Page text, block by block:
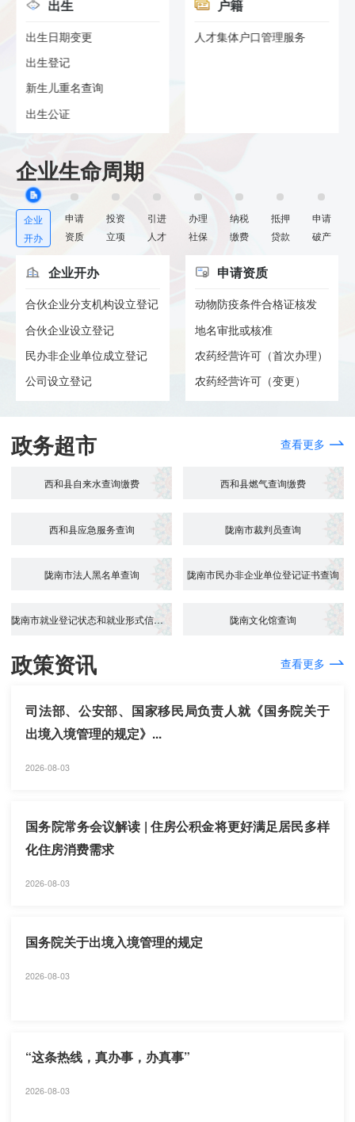
出生
出生日期变更
出生登记
新生儿重名查询
出生公证
户籍
人才集体户口管理服务
企业生命周期
企业
开办
申请
资质
投资
立项
引进
人才
办理
社保
纳税
缴费
抵押
贷款
申请
破产
企业开办
合伙企业分支机构设立登记
合伙企业设立登记
民办非企业单位成立登记
公司设立登记
申请资质
动物防疫条件合格证核发
地名审批或核准
农药经营许可（首次办理）
农药经营许可（变更）
政务超市 查看更多
西和县自来水查询缴费 西和县燃气查询缴费
西和县应急服务查询 陇南市裁判员查询
陇南市法人黑名单查询 陇南市民办非企业单位登记证书查询
陇南市就业登记状态和就业形式信息查询 陇南文化馆查询
政策资讯 查看更多
司法部、公安部、国家移民局负责人就《国务院关于
出境入境管理的规定》...
2026-08-03
国务院常务会议解读 | 住房公积金将更好满足居民多样
化住房消费需求
2026-08-03
国务院关于出境入境管理的规定
2026-08-03
“这条热线，真办事，办真事”
2026-08-03